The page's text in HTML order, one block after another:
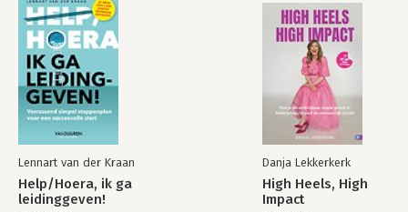
Inspirerende literatuur
Lennart van der Kraan
Help/Hoera, ik ga
leidinggeven!
Danja Lekkerkerk
High Heels, High
Impact